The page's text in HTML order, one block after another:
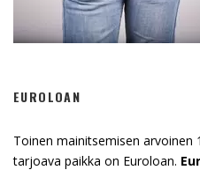
EUROLOAN
Toinen mainitsemisen
tarjoava paikka on Euroloan.